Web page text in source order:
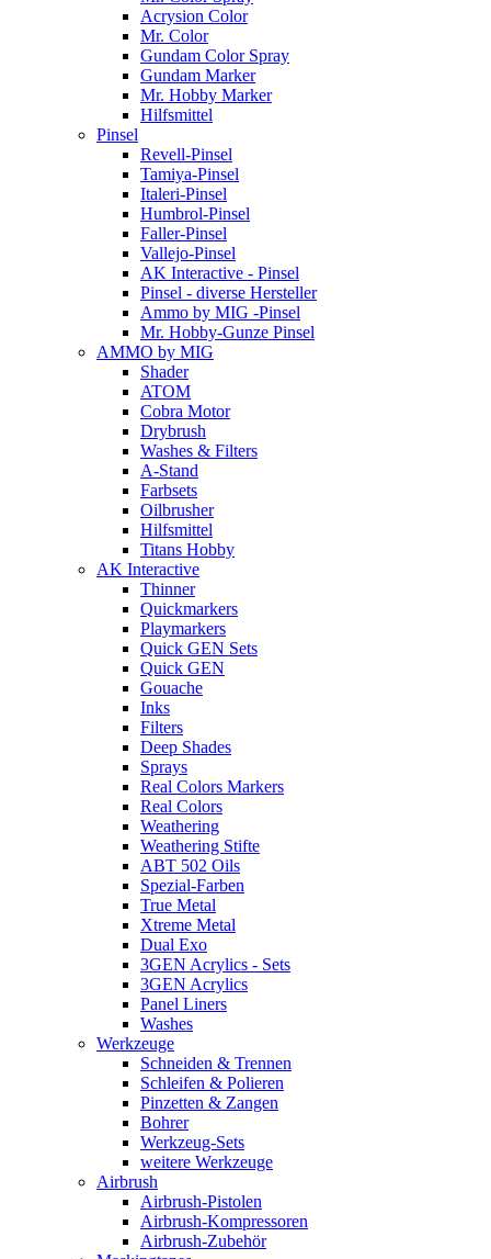
Acrysion Color
Mr. Color
Gundam Color Spray
Gundam Marker
Mr. Hobby Marker
Hilfsmittel
Pinsel
Revell-Pinsel
Tamiya-Pinsel
Italeri-Pinsel
Humbrol-Pinsel
Faller-Pinsel
Vallejo-Pinsel
AK Interactive - Pinsel
Pinsel - diverse Hersteller
Ammo by MIG -Pinsel
Mr. Hobby-Gunze Pinsel
AMMO by MIG
Shader
ATOM
Cobra Motor
Drybrush
Washes & Filters
A-Stand
Farbsets
Oilbrusher
Hilfsmittel
Titans Hobby
AK Interactive
Thinner
Quickmarkers
Playmarkers
Quick GEN Sets
Quick GEN
Gouache
Inks
Filters
Deep Shades
Sprays
Real Colors Markers
Real Colors
Weathering
Weathering Stifte
ABT 502 Oils
Spezial-Farben
True Metal
Xtreme Metal
Dual Exo
3GEN Acrylics - Sets
3GEN Acrylics
Panel Liners
Washes
Werkzeuge
Schneiden & Trennen
Schleifen & Polieren
Pinzetten & Zangen
Bohrer
Werkzeug-Sets
weitere Werkzeuge
Airbrush
Airbrush-Pistolen
Airbrush-Kompressoren
Airbrush-Zubehör